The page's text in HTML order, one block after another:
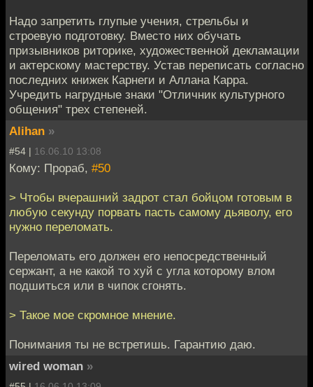
Надо запретить глупые учения, стрельбы и
строевую подготовку. Вместо них обучать
призывников риторике, художественной декламации
и актерскому мастерству. Устав переписать согласно
последних книжек Карнеги и Аллана Карра.
Учредить нагрудные знаки "Отличник культурного
общения" трех степеней.
Alihan »
#54 | 16.06.10 13:08
Кому: Прораб, #50
> Чтобы вчерашний задрот стал бойцом готовым в
любую секунду порвать пасть самому дьяволу, его
нужно переломать.
Переломать его должен его непосредственный
сержант, а не какой то хуй с угла которому влом
подшиться или в чипок сгонять.
> Такое мое скромное мнение.
Понимания ты не встретишь. Гарантию даю.
wired woman »